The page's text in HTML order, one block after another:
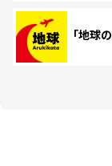
「地球